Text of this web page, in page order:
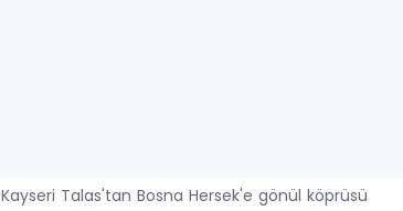
Kayseri Talas'tan Bosna Hersek'e gönül köprüsü